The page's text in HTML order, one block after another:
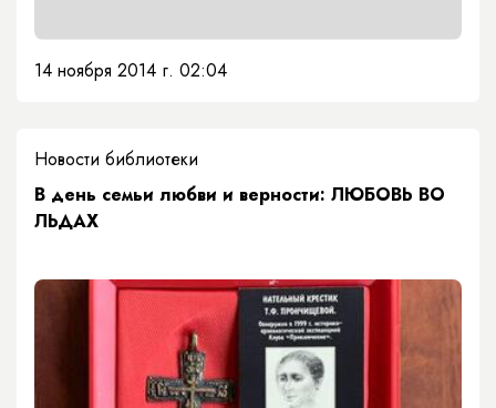
14 ноября 2014 г. 02:04
Новости библиотеки
В день семьи любви и верности: ЛЮБОВЬ ВО
ЛЬДАХ